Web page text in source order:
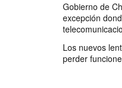
Gobierno de
excepción
Los nuevos
perder